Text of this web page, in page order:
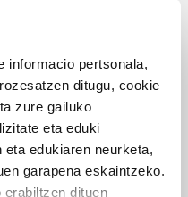
informacio pertsonala,
ditugu, cookie
zure gailuko
eta eduki
edukiaren neurketa,
garapena eskaintzeko.
dituen
'KimiK' eta